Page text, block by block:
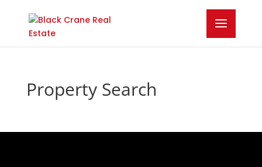
Property Search